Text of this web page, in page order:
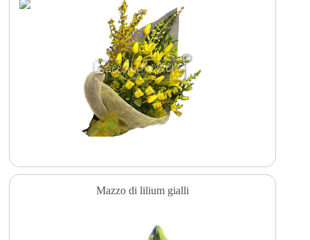
Mazzo di lilium gialli